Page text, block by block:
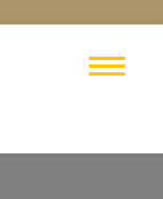
Toggle